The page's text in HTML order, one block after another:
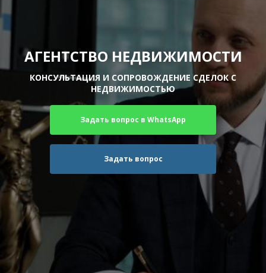
АГЕНТСТВО НЕДВИЖИМОСТИ
КОНСУЛЬТАЦИЯ И СОПРОВОЖДЕНИЕ СДЕЛОК С
НЕДВИЖИМОСТЬЮ
Задать вопрос в WhatsApp
Задать вопрос